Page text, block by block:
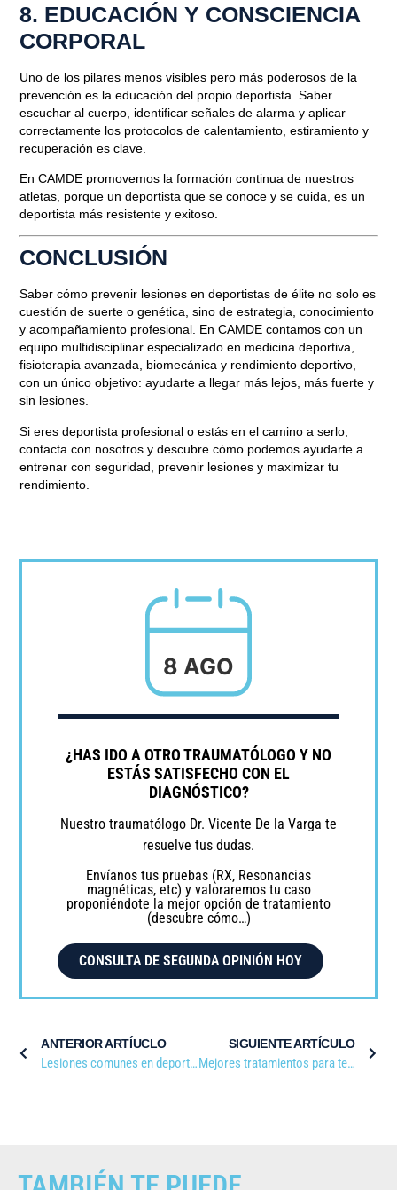
8. EDUCACIÓN Y CONSCIENCIA
CORPORAL
Uno de los pilares menos visibles pero más poderosos de la
prevención es la educación del propio deportista. Saber
escuchar al cuerpo, identificar señales de alarma y aplicar
correctamente los protocolos de calentamiento, estiramiento y
recuperación es clave.
En CAMDE promovemos la formación continua de nuestros
atletas, porque un deportista que se conoce y se cuida, es un
deportista más resistente y exitoso.
CONCLUSIÓN
Sabercómo prevenir lesiones en deportistas de élite no solo es
cuestión de suerte o genética, sino de estrategia, conocimiento
y acompañamiento profesional. En CAMDE contamos con un
equipo multidisciplinar especializado en medicina deportiva,
fisioterapia avanzada, biomecánica y rendimiento deportivo,
con un único objetivo: ayudarte a llegar más lejos, más fuerte y
sin lesiones.
Si eres deportista profesional o estás en el camino a serlo,
contacta con nosotros y descubre cómo podemos ayudarte a
entrenar con seguridad, prevenir lesiones y maximizar tu
rendimiento.
8 AGO
¿HAS IDO A OTRO TRAUMATÓLOGO Y NO
ESTÁS SATISFECHO CON EL
DIAGNÓSTICO?
Nuestro traumatólogo Dr. Vicente De la Varga te
resuelve tus dudas.
Envíanos tus pruebas (RX, Resonancias
magnéticas, etc) y valoraremos tu caso
proponiéndote la mejor opción de tratamiento
(descubre cómo…)
CONSULTA DE SEGUNDA OPINIÓN HOY
ANTERIOR ARTÍUCLO
Lesiones comunes en deportistas
SIGUIENTE ARTÍCULO
Mejores tratamientos para tendinitis en deportistas